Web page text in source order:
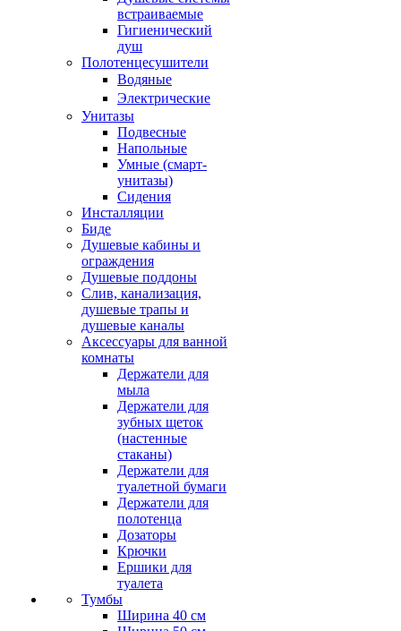
встраиваемые
Гигиенический
душ
Полотенцесушители
ㅤВодяные
ㅤЭлектрические
Унитазы
Подвесные
Напольные
Умные (смарт-
унитазы)
Сидения
Инсталляции
Биде
Душевые кабины и
ограждения
Душевые поддоны
Слив, канализация,
душевые трапы и
душевые каналы
Аксессуары для ванной
комнаты
Держатели для
мыла
Держатели для
зубных щеток
(настенные
стаканы)
Держатели для
туалетной бумаги
Держатели для
полотенца
Дозаторы
Крючки
Ершики для
туалета
Тумбы
Ширина 40 см